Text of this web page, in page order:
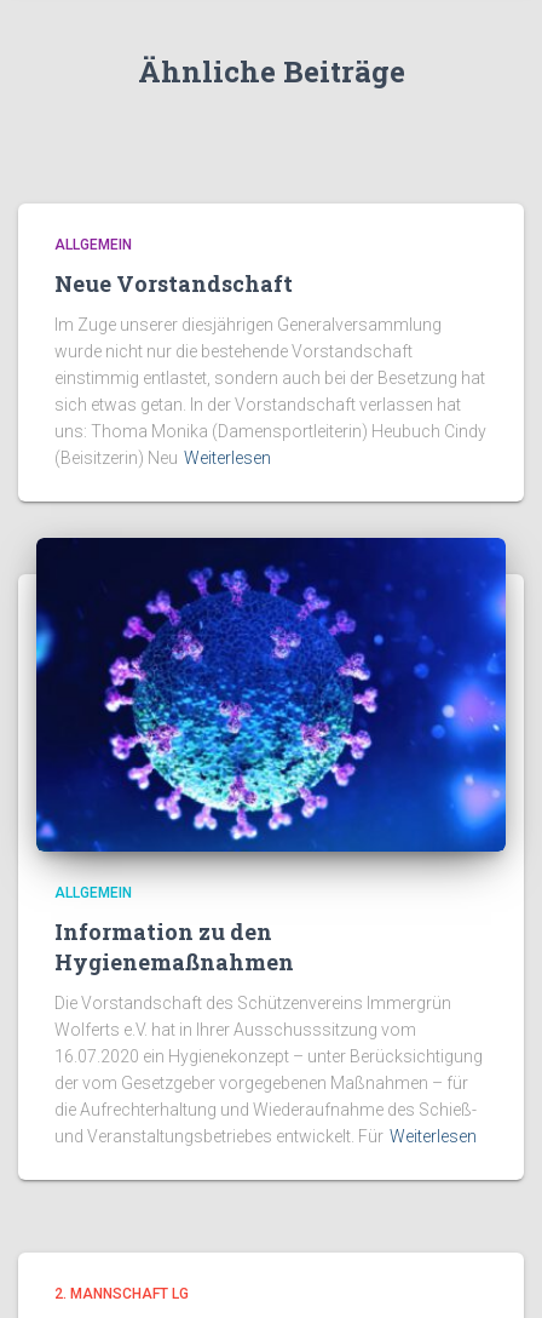
Ähnliche Beiträge
ALLGEMEIN
Neue Vorstandschaft
Im Zuge unserer diesjährigen Generalversammlung
wurde nicht nur die bestehende Vorstandschaft
einstimmig entlastet, sondern auch bei der Besetzung hat
sich etwas getan. In der Vorstandschaft verlassen hat
uns: Thoma Monika (Damensportleiterin) Heubuch Cindy
(Beisitzerin) Neu Weiterlesen
ALLGEMEIN
Information zu den
Hygienemaßnahmen
Die Vorstandschaft des Schützenvereins Immergrün
Wolferts e.V. hat in Ihrer Ausschusssitzung vom
16.07.2020 ein Hygienekonzept – unter Berücksichtigung
der vom Gesetzgeber vorgegebenen Maßnahmen – für
die Aufrechterhaltung und Wiederaufnahme des Schieß-
und Veranstaltungsbetriebes entwickelt. Für Weiterlesen
2. MANNSCHAFT LG